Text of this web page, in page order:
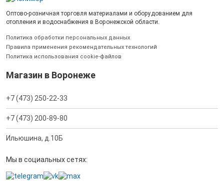
Оптово-розничная торговля материалами и оборудованием для
отопления и водоснабжения в Воронежской области.
Политика обработки персональных данных
Правила применения рекомендательных технологий
Политика использования cookie-файлов
Магазин в Воронеже
+7 (473) 250-22-33
+7 (473) 200-89-80
Ильюшина, д.10Б
Мы в социальных сетях: